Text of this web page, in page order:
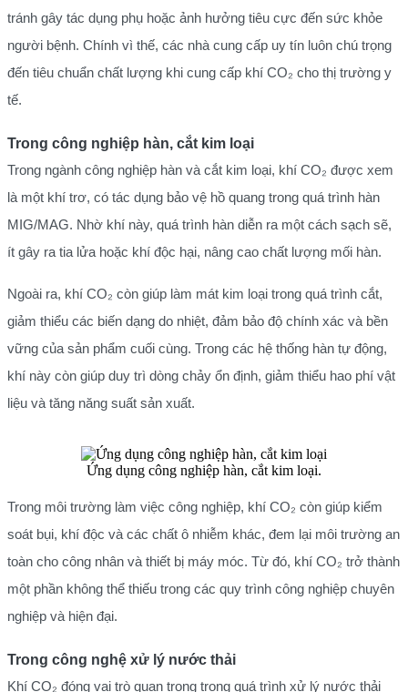
tránh gây tác dụng phụ hoặc ảnh hưởng tiêu cực đến sức khỏe
người bệnh. Chính vì thế, các nhà cung cấp uy tín luôn chú trọng
đến tiêu chuẩn chất lượng khi cung cấp khí CO₂ cho thị trường y
tế.
Trong công nghiệp hàn, cắt kim loại
Trong ngành công nghiệp hàn và cắt kim loại, khí CO₂ được xem
là một khí trơ, có tác dụng bảo vệ hồ quang trong quá trình hàn
MIG/MAG. Nhờ khí này, quá trình hàn diễn ra một cách sạch sẽ,
ít gây ra tia lửa hoặc khí độc hại, nâng cao chất lượng mối hàn.
Ngoài ra, khí CO₂ còn giúp làm mát kim loại trong quá trình cắt,
giảm thiểu các biến dạng do nhiệt, đảm bảo độ chính xác và bền
vững của sản phẩm cuối cùng. Trong các hệ thống hàn tự động,
khí này còn giúp duy trì dòng chảy ổn định, giảm thiểu hao phí vật
liệu và tăng năng suất sản xuất.
Ứng dụng công nghiệp hàn, cắt kim loại.
Trong môi trường làm việc công nghiệp, khí CO₂ còn giúp kiểm
soát bụi, khí độc và các chất ô nhiễm khác, đem lại môi trường an
toàn cho công nhân và thiết bị máy móc. Từ đó, khí CO₂ trở thành
một phần không thể thiếu trong các quy trình công nghiệp chuyên
nghiệp và hiện đại.
Trong công nghệ xử lý nước thải
Khí CO₂ đóng vai trò quan trọng trong quá trình xử lý nước thải